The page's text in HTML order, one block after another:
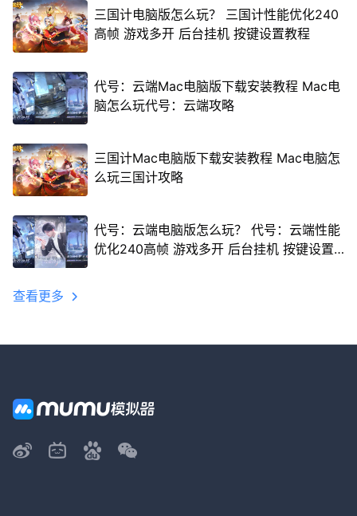
三国计电脑版怎么玩？ 三国计性能优化240
高帧 游戏多开 后台挂机 按键设置教程
代号：云端Mac电脑版下载安装教程 Mac电
脑怎么玩代号：云端攻略
三国计Mac电脑版下载安装教程 Mac电脑怎
么玩三国计攻略
代号：云端电脑版怎么玩？ 代号：云端性能
优化240高帧 游戏多开 后台挂机 按键设置
查看更多